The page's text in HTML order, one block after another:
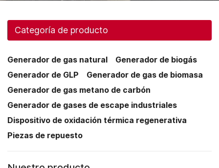
Categoría de producto
Generador de gas natural
Generador de biogás
Generador de GLP
Generador de gas de biomasa
Generador de gas metano de carbón
Generador de gases de escape industriales
Dispositivo de oxidación térmica regenerativa
Piezas de repuesto